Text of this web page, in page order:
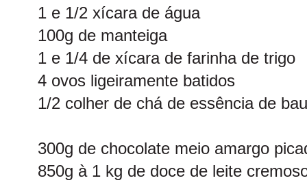
1 e 1/2 xícara de água
100g de manteiga
1 e 1/4 de xícara de farinha de trigo
4 ovos ligeiramente batidos
1/2 colher de chá de essência de
300g de chocolate meio amargo
850g à 1 kg de doce de leite